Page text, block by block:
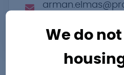
We do
0362023000